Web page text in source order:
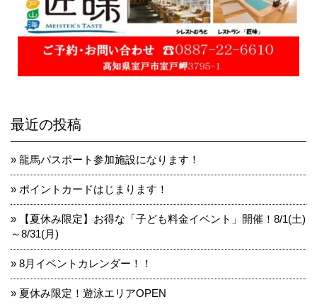
最近の投稿
龍馬パスポート参加施設になります！
ポイントカードはじまります！
【夏休み限定】お得な「子ども料金イベント」開催！8/1(土)
～8/31(月)
8月イベントカレンダー！！
夏休み限定！遊泳エリアOPEN